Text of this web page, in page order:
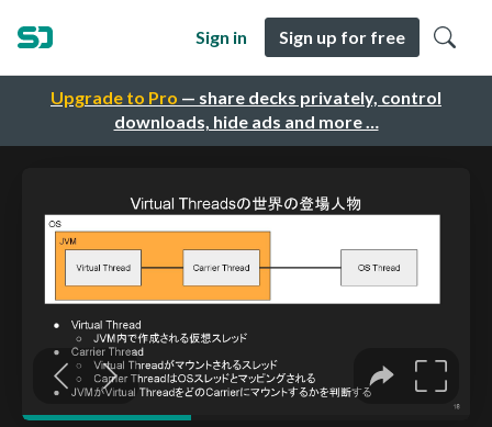
Upgrade to Pro — share decks privately, control
downloads, hide ads and more …
Sign in Sign up for free